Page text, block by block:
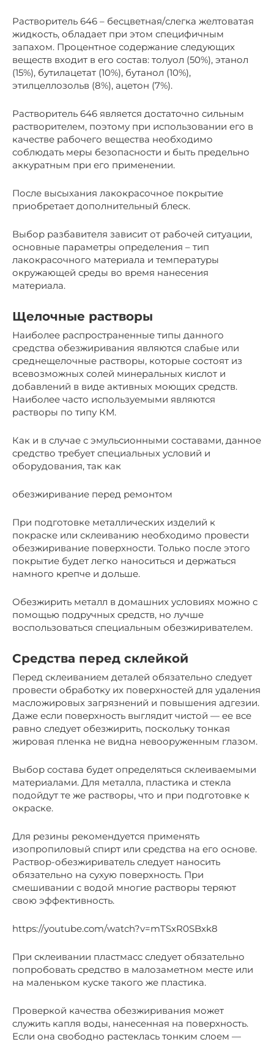
Растворитель 646 – бесцветная/слегка желтоватая
жидкость, обладает при этом специфичным
запахом. Процентное содержание следующих
веществ входит в его состав: толуол (50%), этанол
(15%), бутилацетат (10%), бутанол (10%),
этилцеллозольв (8%), ацетон (7%).
Растворитель 646 является достаточно сильным
растворителем, поэтому при использовании его в
качестве рабочего вещества необходимо
соблюдать меры безопасности и быть предельно
аккуратным при его применении.
После высыхания лакокрасочное покрытие
приобретает дополнительный блеск.
Выбор разбавителя зависит от рабочей ситуации,
основные параметры определения – тип
лакокрасочного материала и температуры
окружающей среды во время нанесения
материала.
Щелочные растворы
Наиболее распространенные типы данного
средства обезжиривания являются слабые или
среднещелочные растворы, которые состоят из
всевозможных солей минеральных кислот и
добавлений в виде активных моющих средств.
Наиболее часто используемыми являются
растворы по типу КМ.
Как и в случае с эмульсионными составами, данное
средство требует специальных условий и
оборудования, так как
обезжиривание перед ремонтом
При подготовке металлических изделий к
покраске или склеиванию необходимо провести
обезжиривание поверхности. Только после этого
покрытие будет легко наноситься и держаться
намного крепче и дольше.
Обезжирить металл в домашних условиях можно с
помощью подручных средств, но лучше
воспользоваться специальным обезжиривателем.
Средства перед склейкой
Перед склеиванием деталей обязательно следует
провести обработку их поверхностей для удаления
масложировых загрязнений и повышения адгезии.
Даже если поверхность выглядит чистой — ее все
равно следует обезжирить, поскольку тонкая
жировая пленка не видна невооруженным глазом.
Выбор состава будет определяться склеиваемыми
материалами. Для металла, пластика и стекла
подойдут те же растворы, что и при подготовке к
окраске.
Для резины рекомендуется применять
изопропиловый спирт или средства на его основе.
Раствор-обезжириватель следует наносить
обязательно на сухую поверхность. При
смешивании с водой многие растворы теряют
свою эффективность.
https://youtube.com/watch?v=mTSxR0SBxk8
При склеивании пластмасс следует обязательно
попробовать средство в малозаметном месте или
на маленьком куске такого же пластика.
Проверкой качества обезжиривания может
служить капля воды, нанесенная на поверхность.
Если она свободно растеклась тонким слоем —